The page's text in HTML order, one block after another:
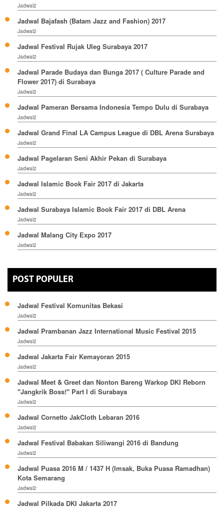
Jadwal2
Jadwal Bajafash (Batam Jazz and Fashion) 2017
Jadwal2
Jadwal Festival Rujak Uleg Surabaya 2017
Jadwal2
Jadwal Parade Budaya dan Bunga 2017 ( Culture Parade and
Flower 2017) di Surabaya
Jadwal2
Jadwal Pameran Bersama Indonesia Tempo Dulu di Surabaya
Jadwal2
Jadwal Grand Final LA Campus League di DBL Arena Surabaya
Jadwal2
Jadwal Pagelaran Seni Akhir Pekan di Surabaya
Jadwal2
Jadwal Islamic Book Fair 2017 di Jakarta
Jadwal2
Jadwal Surabaya Islamic Book Fair 2017 di DBL Arena
Jadwal2
Jadwal Malang City Expo 2017
Jadwal2
POST POPULER
Jadwal Festival Komunitas Bekasi
Jadwal2
Jadwal Prambanan Jazz International Music Festival 2015
Jadwal2
Jadwal Jakarta Fair Kemayoran 2015
Jadwal2
Jadwal Meet & Greet dan Nonton Bareng Warkop DKI Reborn
"Jangkrik Boss!" Part I di Surabaya
Jadwal2
Jadwal Cornetto JakCloth Lebaran 2016
Jadwal2
Jadwal Festival Babakan Siliwangi 2016 di Bandung
Jadwal2
Jadwal Puasa 2016 M / 1437 H (Imsak, Buka Puasa Ramadhan)
Kota Semarang
Jadwal2
Jadwal Pilkada DKI Jakarta 2017